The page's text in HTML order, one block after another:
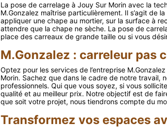
La pose de carrelage à Jouy Sur Morin avec la
M.Gonzalez maîtrise particulièrement. Il s’agit de
appliquer une chape au mortier, sur la surface à
attendre que la chape ne sèche. La pose de
place des carreaux de grande taille ou si vous
M.Gonzalez : carreleur pas
Optez pour les services de l’entreprise
Morin. Sachez que dans le cadre de notre travail,
professionnels. Qui que vous soyez, si vous
qualité et au meilleur prix. Notre objectif est de
que soit votre projet, nous tiendrons compte du
Transformez vos espaces